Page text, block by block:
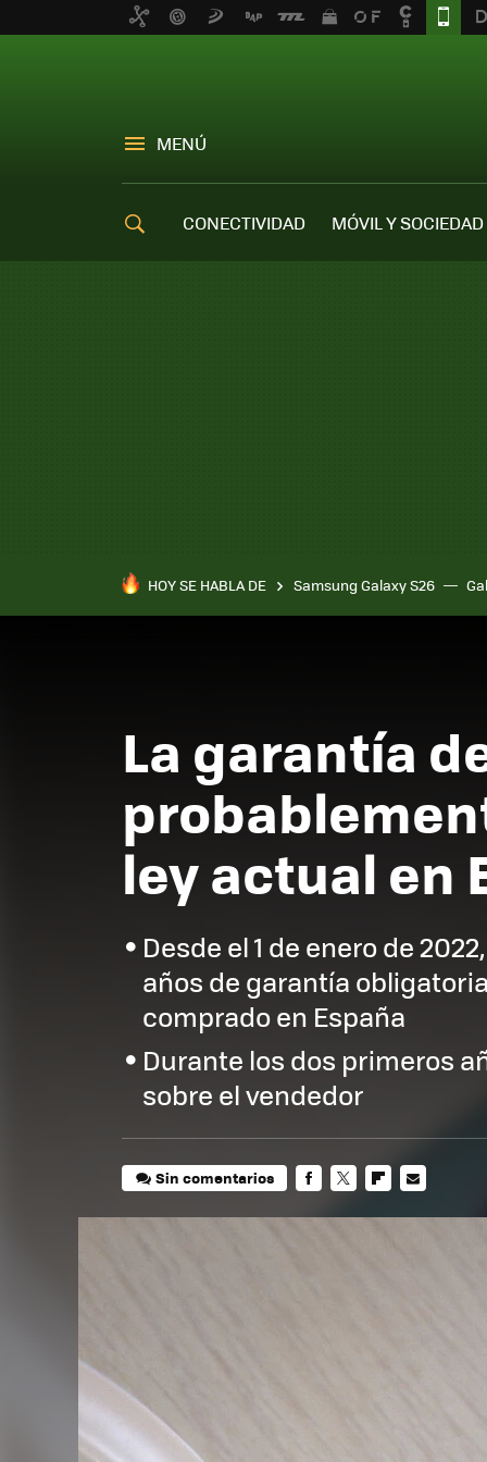
MENÚ
CONECTIVIDAD
MÓVIL Y SOCIEDAD
HOY SE HABLA DE Samsung Galaxy S26
La garantía
ley actual en
Desde el 1 de enero de
años de garantía
comprado en España
Durante los dos primeros
sobre el vendedor
Sin comentarios